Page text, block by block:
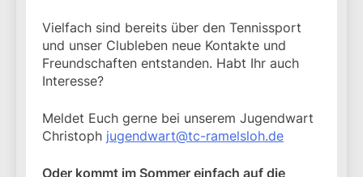
Vielfach sind bereits über den Tennissport
und unser Clubleben neue Kontakte und
Freundschaften entstanden. Habt Ihr auch
Interesse?
Meldet Euch gerne bei unserem Jugendwart
Christoph jugendwart@tc-ramelsloh.de
Oder kommt im Sommer einfach auf die